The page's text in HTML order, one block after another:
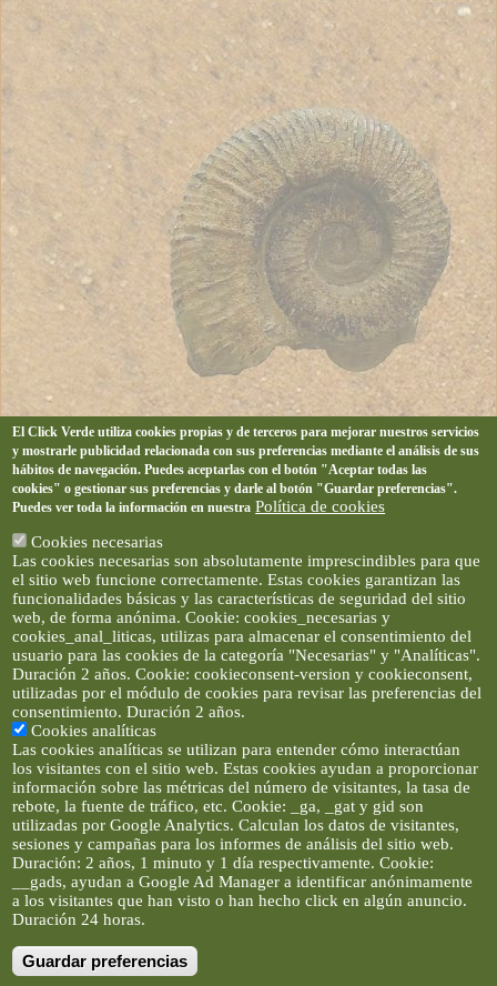
Artículos e imágenes son propiedad de elclickverde ©. No se
permite la difusión de los textos ni imágenes sin permiso de
El Click Verde utiliza cookies propias y de terceros para mejorar nuestros servicios
y mostrarle publicidad relacionada con sus preferencias mediante el análisis de sus
hábitos de navegación. Puedes aceptarlas con el botón "Aceptar todas las
cookies" o gestionar sus preferencias y darle al botón "Guardar preferencias".
Puedes ver toda la información en nuestra Política de cookies
Cookies necesarias
Las cookies necesarias son absolutamente imprescindibles para que
el sitio web funcione correctamente. Estas cookies garantizan las
funcionalidades básicas y las características de seguridad del sitio
web, de forma anónima. Cookie: cookies_necesarias y
cookies_anal_liticas, utilizas para almacenar el consentimiento del
usuario para las cookies de la categoría "Necesarias" y "Analíticas".
Duración 2 años. Cookie: cookieconsent-version y cookieconsent,
utilizadas por el módulo de cookies para revisar las preferencias del
consentimiento. Duración 2 años.
Cookies analíticas
Las cookies analíticas se utilizan para entender cómo interactúan
los visitantes con el sitio web. Estas cookies ayudan a proporcionar
información sobre las métricas del número de visitantes, la tasa de
rebote, la fuente de tráfico, etc. Cookie: _ga, _gat y gid son
utilizadas por Google Analytics. Calculan los datos de visitantes,
sesiones y campañas para los informes de análisis del sitio web.
Duración: 2 años, 1 minuto y 1 día respectivamente. Cookie:
__gads, ayudan a Google Ad Manager a identificar anónimamente
a los visitantes que han visto o han hecho click en algún anuncio.
Duración 24 horas.
Guardar preferencias